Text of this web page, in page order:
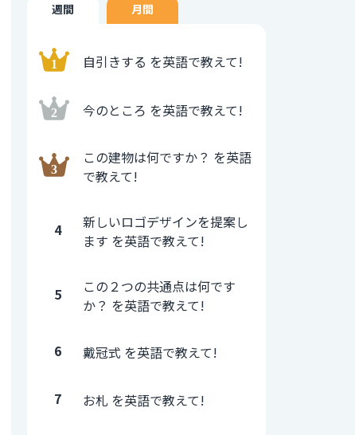
週間 月間
自引きする を英語で教えて!
今のところ を英語で教えて!
この建物は何ですか？ を英語
で教えて!
4
新しいロゴデザインを提案し
ます を英語で教えて!
5
この２つの共通点は何です
か？ を英語で教えて!
6 戴冠式 を英語で教えて!
7 お札 を英語で教えて!